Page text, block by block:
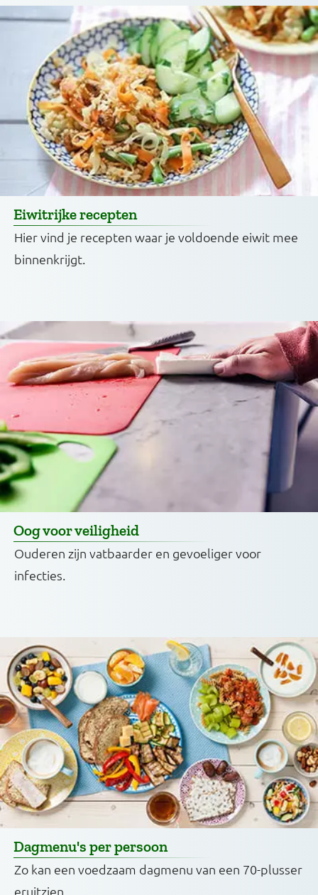
Eiwitrijke recepten
Hier vind je recepten waar je voldoende eiwit mee
binnenkrijgt.
Oog voor veiligheid
Ouderen zijn vatbaarder en gevoeliger voor
infecties.
Dagmenu's per persoon
Zo kan een voedzaam dagmenu van een 70-plusser
eruitzien.